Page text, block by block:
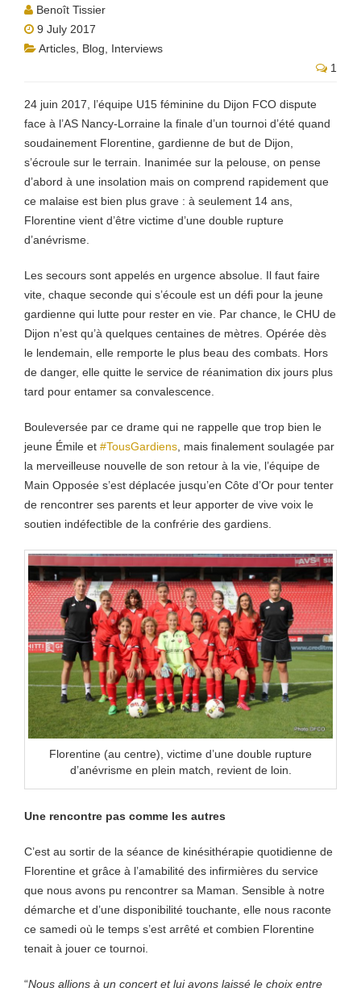
Benoît Tissier
9 July 2017
Articles Blog
Interviews
1
24 juin 2017, l’équipe U15 féminine du Dijon FCO dispute
face à l’AS Nancy-Lorraine la finale d’un tournoi d’été quand
soudainement Florentine, gardienne de but de Dijon,
s’écroule sur le terrain. Inanimée sur la pelouse, on pense
d’abord à une insolation mais on comprend rapidement que
ce malaise est bien plus grave : à seulement 14 ans,
Florentine vient d’être victime d’une double rupture
d’anévrisme.
Les secours sont appelés en urgence absolue. Il faut faire
vite, chaque seconde qui s’écoule est un défi pour la jeune
gardienne qui lutte pour rester en vie. Par chance, le CHU de
Dijon n’est qu’à quelques centaines de mètres. Opérée dès
le lendemain, elle remporte le plus beau des combats. Hors
de danger, elle quitte le service de réanimation dix jours plus
tard pour entamer sa convalescence.
Bouleversée par ce drame qui ne rappelle que trop bien le
jeune Émile et #TousGardiens , mais finalement soulagée par
la merveilleuse nouvelle de son retour à la vie, l’équipe de
Main Opposée s’est déplacée jusqu’en Côte d’Or pour tenter
de rencontrer ses parents et leur apporter de vive voix le
soutien indéfectible de la confrérie des gardiens.
Florentine (au centre), victime d’une double rupture
d’anévrisme en plein match, revient de loin.
Une rencontre pas comme les autres
C’est au sortir de la séance de kinésithérapie quotidienne de
Florentine et grâce à l’amabilité des infirmières du service
que nous avons pu rencontrer sa Maman. Sensible à notre
démarche et d’une disponibilité touchante, elle nous raconte
ce samedi où le temps s’est arrêté et combien Florentine
tenait à jouer ce tournoi.
“Nous allions à un concert et lui avons laissé le choix entre